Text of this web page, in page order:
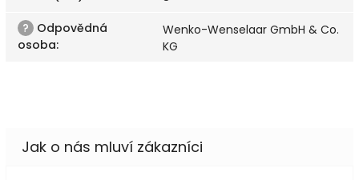
? Odpovědná
osoba:
Wenko-Wenselaar GmbH & Co.
KG